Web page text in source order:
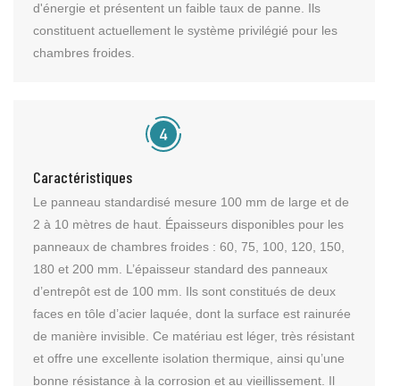
d'énergie et présentent un faible taux de panne. Ils
constituent actuellement le système privilégié pour les
chambres froides.
Caractéristiques
Le panneau standardisé mesure 100 mm de large et de
2 à 10 mètres de haut. Épaisseurs disponibles pour les
panneaux de chambres froides : 60, 75, 100, 120, 150,
180 et 200 mm. L’épaisseur standard des panneaux
d’entrepôt est de 100 mm. Ils sont constitués de deux
faces en tôle d’acier laquée, dont la surface est rainurée
de manière invisible. Ce matériau est léger, très résistant
et offre une excellente isolation thermique, ainsi qu’une
bonne résistance à la corrosion et au vieillissement. Il